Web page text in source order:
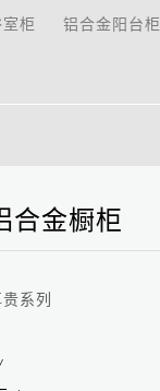
柜 铝合金阳台柜
合金橱柜
系列